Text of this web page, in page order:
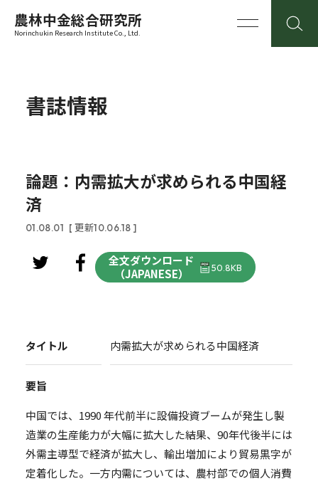
農林中金総合研究所
Norinchukin Research Institute Co., Ltd.
書誌情報
論題：内需拡大が求められる中国経
済
01.08.01 [ 更新10.06.18 ]
全文ダウンロード
（JAPANESE）
50.8KB
タイトル 内需拡大が求められる中国経済
要旨
中国では、1990 年代前半に設備投資ブームが発生し製
造業の生産能力が大幅に拡大した結果、90年代後半には
外需主導型で経済が拡大し、輸出増加により貿易黒字が
定着化した。一方内需については、農村部での個人消費